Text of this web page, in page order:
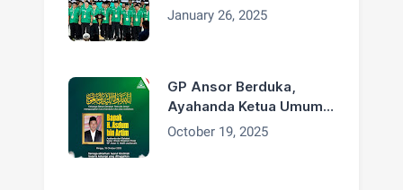
2029
January 26, 2025
GP Ansor Berduka,
Ayahanda Ketua Umum
H. Addin Jauharudin,
October 19, 2025